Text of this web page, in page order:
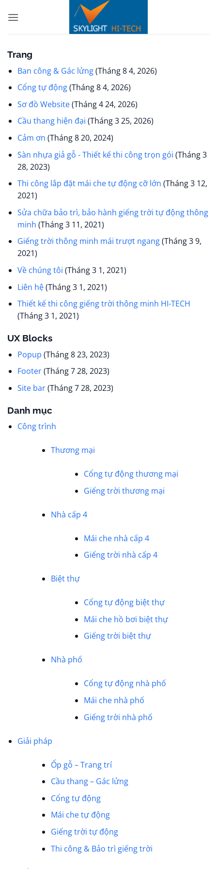
qua
Trang
Ban công & Gác lửng(Tháng 8 4, 2026)
Cổng tự động(Tháng 8 4, 2026)
Sơ đồ Website(Tháng 4 24, 2026)
Cầu thang hiện đại (Tháng 3 25, 2026)
Cảm ơn (Tháng 8 20, 2024)
Sàn nhựa giả gỗ - Thiết kế thi công trọn gói (Tháng 3
28, 2023)
Thi công lắp đặt mái che tự động cỡ lớn (Tháng 3 12,
2021)
Sửa chữa bảo trì, bảo hành giếng trời tự động thông
minh (Tháng 3 11, 2021)
Giếng trời thông minh mái trượt ngang(Tháng 3 9,
2021)
Về chúng tôi (Tháng 3 1, 2021)
Liên hệ(Tháng 3 1, 2021)
Thiết kế thi công giếng trời thông minh HI-TECH
(Tháng 3 1, 2021)
UX Blocks
Popup (Tháng 8 23, 2023)
Footer(Tháng 7 28, 2023)
Site bar(Tháng 7 28, 2023)
Danh mục
Công trình
Thương mại
Cổng tự động thương mại
Giếng trời thương mại
Nhà cấp 4
Mái che nhà cấp 4
Giếng trời nhà cấp 4
Biệt thự
Cổng tự động biệt thự
Mái che hồ bơi biệt thự
Giếng trời biệt thự
Nhà phố
Cổng tự động nhà phố
Mái che nhà phố
Giếng trời nhà phố
Giải pháp
Ốp gỗ – Trang trí
Cầu thang – Gác lửng
Cổng tự động
Mái che tự động
Giếng trời tự động
Thi công & Bảo trì giếng trời